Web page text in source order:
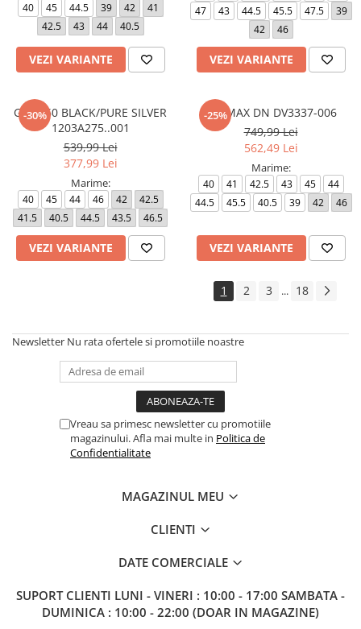
40 45 44.5 39 42
41
42.5
43 44 40.5
VEZI VARIANTE
47
43 44.5 45.5 47.5
39
42
46
VEZI VARIANTE
-30%
GT-2160 BLACK/PURE SILVER
1203A275..001
539,99 Lei
377,99 Lei
Marime:
40 45 44 46 42
42.5
41.5
40.5 44.5 43.5 46.5
VEZI VARIANTE
-25%
AIR MAX DN DV3337-006
749,99 Lei
562,49 Lei
Marime:
40 41 42.5 43 45
44
44.5
45.5 40.5 39 42 46
VEZI VARIANTE
1 2 3 ... 18
Newsletter Nu rata ofertele si promotiile noastre
Vreau sa primesc newsletter cu promotiile
magazinului. Afla mai multe in Politica de
Confidentialitate
MAGAZINUL MEU
CLIENTI
DATE COMERCIALE
SUPORT CLIENTI LUNI - VINERI : 10:00 - 17:00 SAMBATA -
DUMINICA : 10:00 - 22:00 (DOAR IN MAGAZINE)